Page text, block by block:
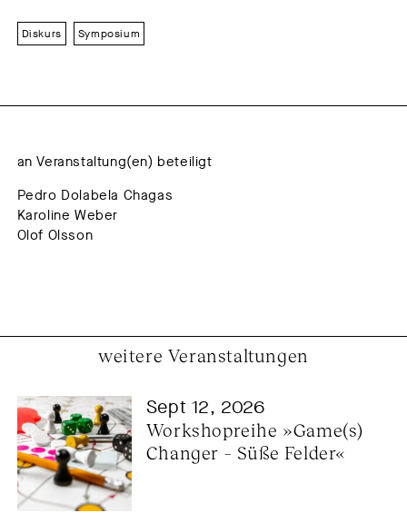
Diskurs Symposium
an Veranstaltung(en) beteiligt
Pedro Dolabela Chagas
Karoline Weber
Olof Olsson
weitere Veranstaltungen
Sept 12, 2026
Workshopreihe »Game(s)
Changer – Süße Felder«